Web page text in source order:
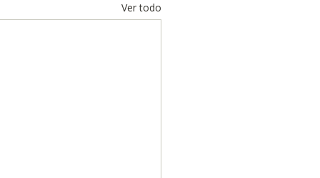
Ver todo